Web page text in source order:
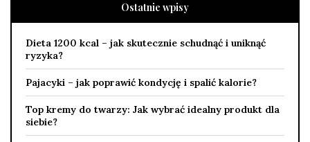
Ostatnie wpisy
Dieta 1200 kcal – jak skutecznie schudnąć i uniknąć
ryzyka?
Pajacyki – jak poprawić kondycję i spalić kalorie?
Top kremy do twarzy: Jak wybrać idealny produkt dla
siebie?